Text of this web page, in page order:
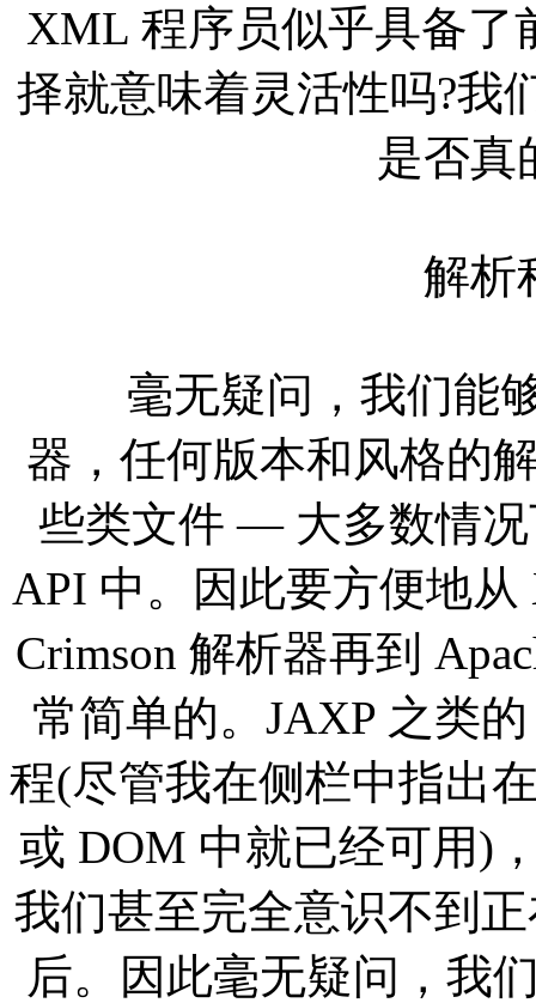
XML 程序员似乎具备了
择就意味着灵活性吗?我
是否真
解析程
毫无疑问，我们能够
器，任何版本和风格的
些类文件 — 大多数情
API 中。因此要方便地
Crimson 解析器再到
常简单的。JAXP 之类
程(尽管我在侧栏中指出
或 DOM 中就已经可用)
我们甚至完全意识不到
后。因此毫无疑问，我